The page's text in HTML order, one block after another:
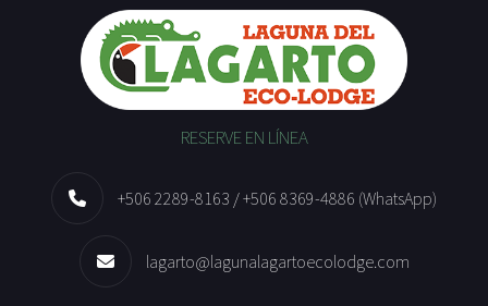
RESERVE EN LÍNEA
+506 2289-8163 / +506 8369-4886 (WhatsApp)
lagarto@lagunalagartoecolodge.com